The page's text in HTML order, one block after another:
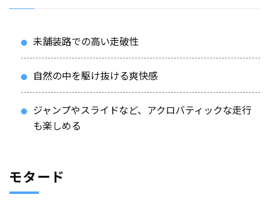
未舗装路での高い走破性
自然の中を駆け抜ける爽快感
ジャンプやスライドなど、アクロバティックな走行
も楽しめる
モタード